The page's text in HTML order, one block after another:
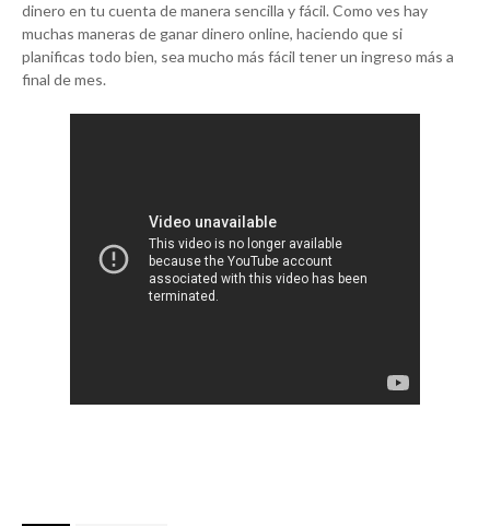
dinero en tu cuenta de manera sencilla y fácil. Como ves hay
muchas maneras de ganar dinero online, haciendo que si
planificas todo bien, sea mucho más fácil tener un ingreso más a
final de mes.